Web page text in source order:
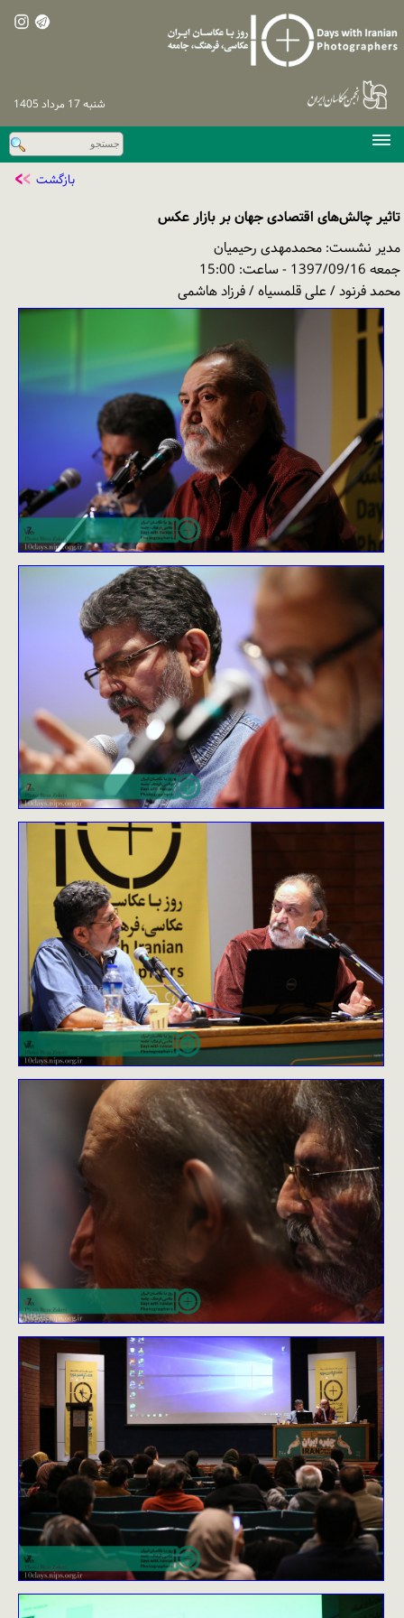
شنبه 17 مرداد 1405
اخبار
نشست‌های تخصصی
نظرسنجی
تماس با ما
بازگشت
تاثیر چالش‌های اقتصادی جهان بر بازار عکس
مدیر نشست: محمدمهدی رحیمیان
جمعه 1397/09/16 - ساعت: 15:00
محمد فرنود / علی قلمسیاه / فرزاد هاشمی